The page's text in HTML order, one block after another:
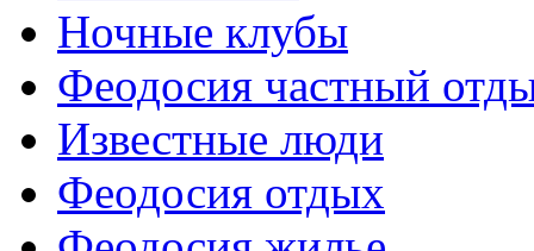
Ночные клубы
Феодосия частный
Известные люди
Феодосия отдых